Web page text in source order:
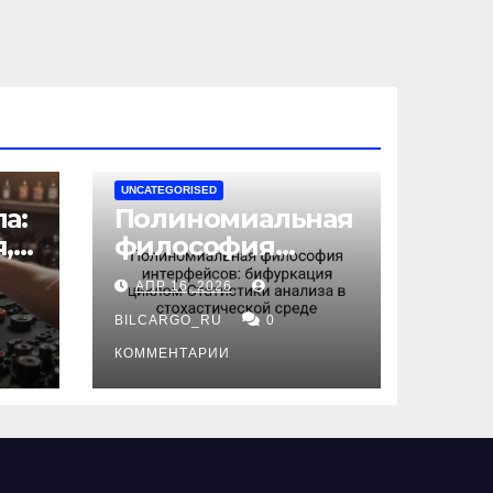
UNCATEGORISED
Полиномиальная
философия
интерфейсов:
бифуркация
циклом
Статистики
анализа в
среде
АПР 16, 2026
BILCARGO_RU 0
КОММЕНТАРИИ